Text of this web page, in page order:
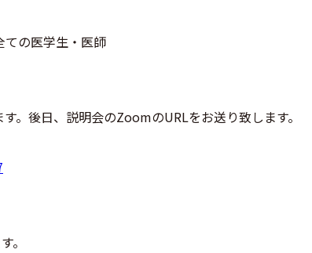
ての医学生・医師
。後日、説明会のZoomのURLをお送り致します。
。